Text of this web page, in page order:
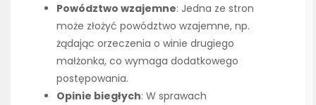
Powództwo wzajemne: Jedna ze stron
może złożyć powództwo wzajemne, np.
żądając orzeczenia o winie drugiego
małżonka, co wymaga dodatkowego
postępowania.
Opinie biegłych: W sprawach